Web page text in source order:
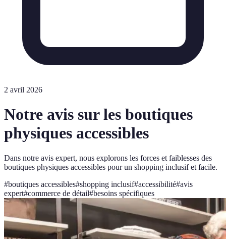
2 avril 2026
Notre avis sur les boutiques
physiques accessibles
Dans notre avis expert, nous explorons les forces et faiblesses des
boutiques physiques accessibles pour un shopping inclusif et facile.
#boutiques accessibles#shopping inclusif#accessibilité#avis
expert#commerce de détail#besoins spécifiques